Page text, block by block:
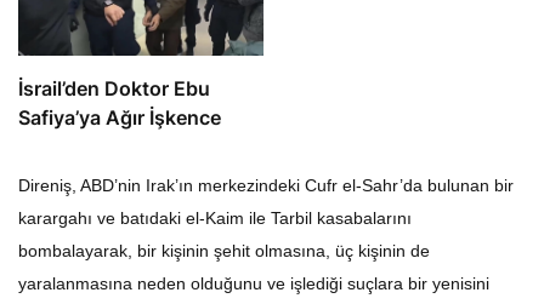
İsrail’den Doktor Ebu
Safiya’ya Ağır İşkence
Direniş, ABD’nin Irak’ın merkezindeki Cufr el-Sahr’da bulunan bir
karargahı ve batıdaki el-Kaim ile Tarbil kasabalarını
bombalayarak, bir kişinin şehit olmasına, üç kişinin de
yaralanmasına neden olduğunu ve işlediği suçlara bir yenisini